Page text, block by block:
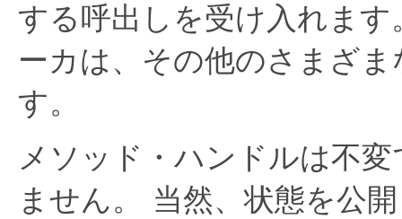
する呼出しを受け入れます
ーカは、その他のさまざ
す。
メソッド・ハンドルは不
ません。
当然、状態を公